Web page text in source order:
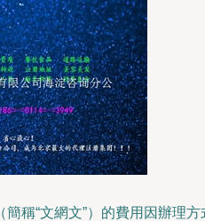
稱“文網文”）的費用因辦理方